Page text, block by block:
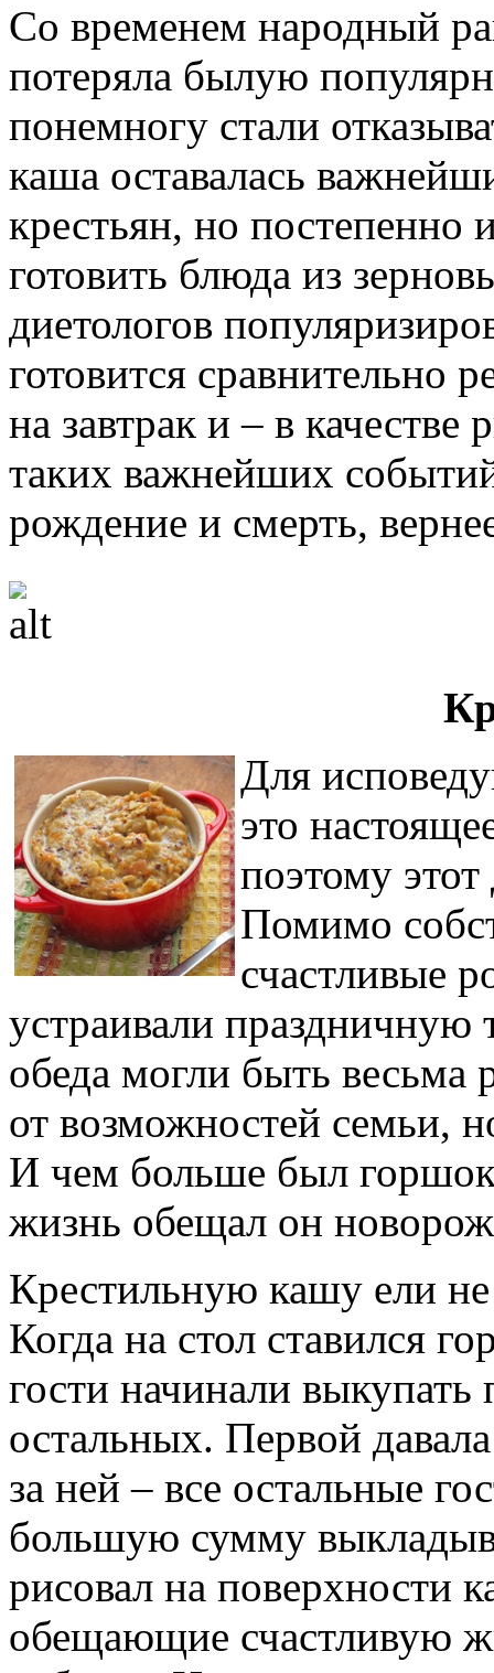
Со временем народный
потеряла былую
понемногу стали
каша оставалась
крестьян, но постепенно
готовить блюда из
диетологов
готовится сравнительно
на завтрак и – в качестве
таких важнейших
рождение и смерть,
Для
это
поэтому
Помимо
счастливые
устраивали праздничную
обеда могли быть весьма
от возможностей семьи,
И чем больше был
жизнь обещал он
Крестильную кашу ели
Когда на стол ставился
гости начинали
остальных. Первой
за ней – все остальные
большую сумму
рисовал на поверхности
обещающие счастливую